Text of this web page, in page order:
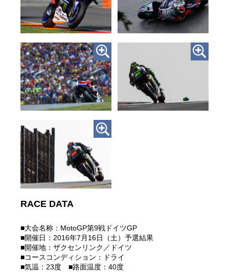
RACE DATA
■大会名称：MotoGP第9戦ドイツGP
■開催日：2016年7月16日（土）予選結果
■開催地：ザクセンリンク／ドイツ
■コースコンディション：ドライ
■気温：23度 ■路面温度：40度